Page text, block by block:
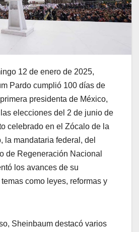
12 de enero de 2025,
Pardo cumplió 100 días de
presidenta de México,
elecciones del 2 de junio de
celebrado en el Zócalo de la
la mandataria federal, del
de Regeneración Nacional
los avances de su
como leyes, reformas y
Sheinbaum destacó varios